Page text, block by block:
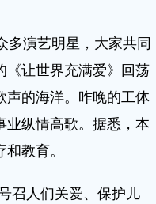
演艺明星，大家共同
《让世界充满爱》回荡
声的海洋。昨晚的工体
业纵情高歌。据悉，本
教育。
召人们关爱、保护儿